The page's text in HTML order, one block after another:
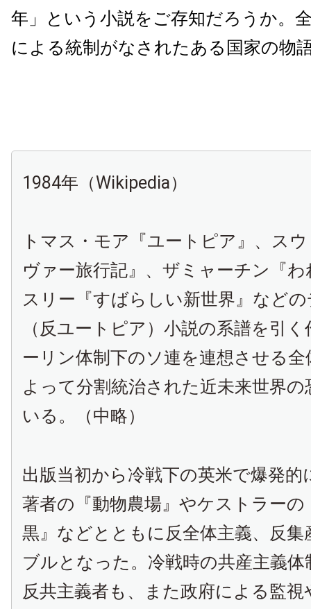
年」という小説をご存知だろうか。
による統制がなされたある国家の物
1984年（Wikipedia）
トマス・モア『ユートピア』、ス
ヴァー旅行記』、ザミャーチン『
スリー『すばらしい新世界』など
（反ユートピア）小説の系譜を引
ーリン体制下のソ連を連想させる全
よって分割統治された近未来世界
いる。（中略）
出版当初から冷戦下の英米で爆発的
著者の『動物農場』やケストラーの
黒』などとともに反全体主義、反集
ブルとなった。冷戦時の共産主義
反共主義者も、また政府による監視